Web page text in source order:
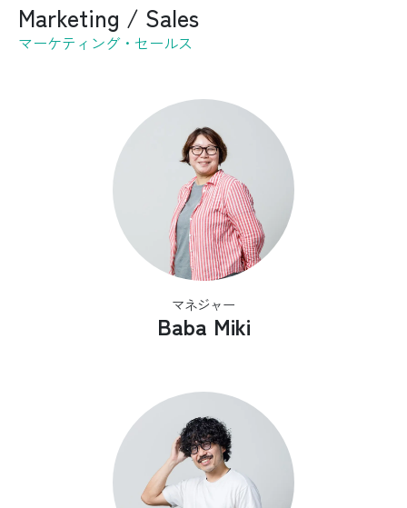
Marketing / Sales
マーケティング・セールス
マネジャー
Baba Miki